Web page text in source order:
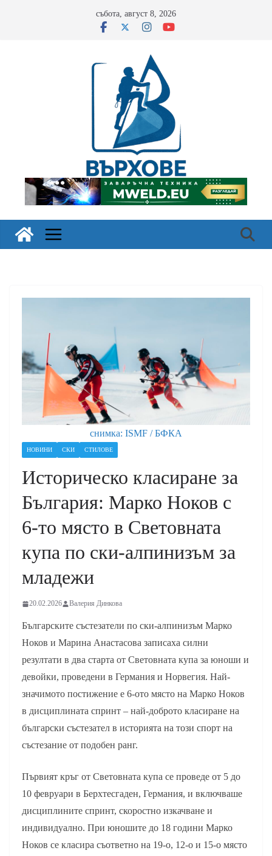
събота, август 8, 2026
снимка: ISMF / БФКА
НОВИНИ СКИ СТИЛОВЕ
Историческо класиране за
България: Марко Ноков с
6-то място в Световната
купа по ски-алпинизъм за
младежи
20.02.2026 Валерия Динкова
Българските състезатели по ски-алпинизъм Марко
Ноков и Марина Анастасова записаха силни
резултати в два старта от Световната купа за юноши и
девойки, проведени в Германия и Норвегия. Най-
значимото постижение е 6-ото място на Марко Ноков
в дисциплината спринт – най-доброто класиране на
български състезател в историята на този спорт на
състезание от подобен ранг.
Първият кръг от Световната купа се проведе от 5 до
10 февруари в Берхтесгаден, Германия, и включваше
дисциплините спринт, скоростно изкачване и
индивидуално. При юношите до 18 години Марко
Ноков се класира съответно на 19-о, 12-о и 15-о място